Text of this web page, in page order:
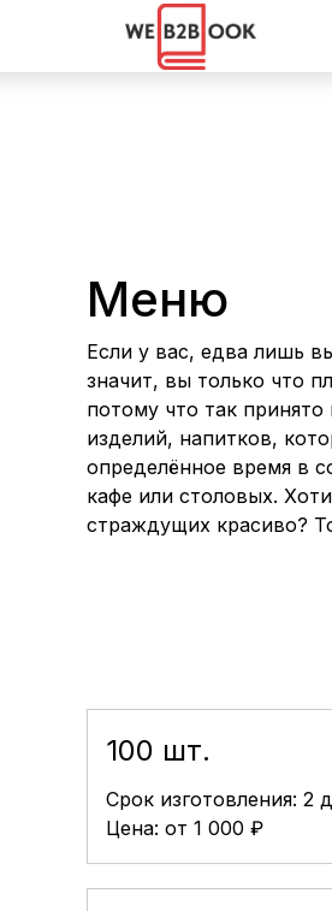
Если у вас, едва лишь
значит, вы только что
потому что так
изделий, напитков,
определённое время в
кафе или столовых.
страждущих красиво?
Меню
100 шт.
Срок изготовления: 2
Цена: от 1 000 ₽